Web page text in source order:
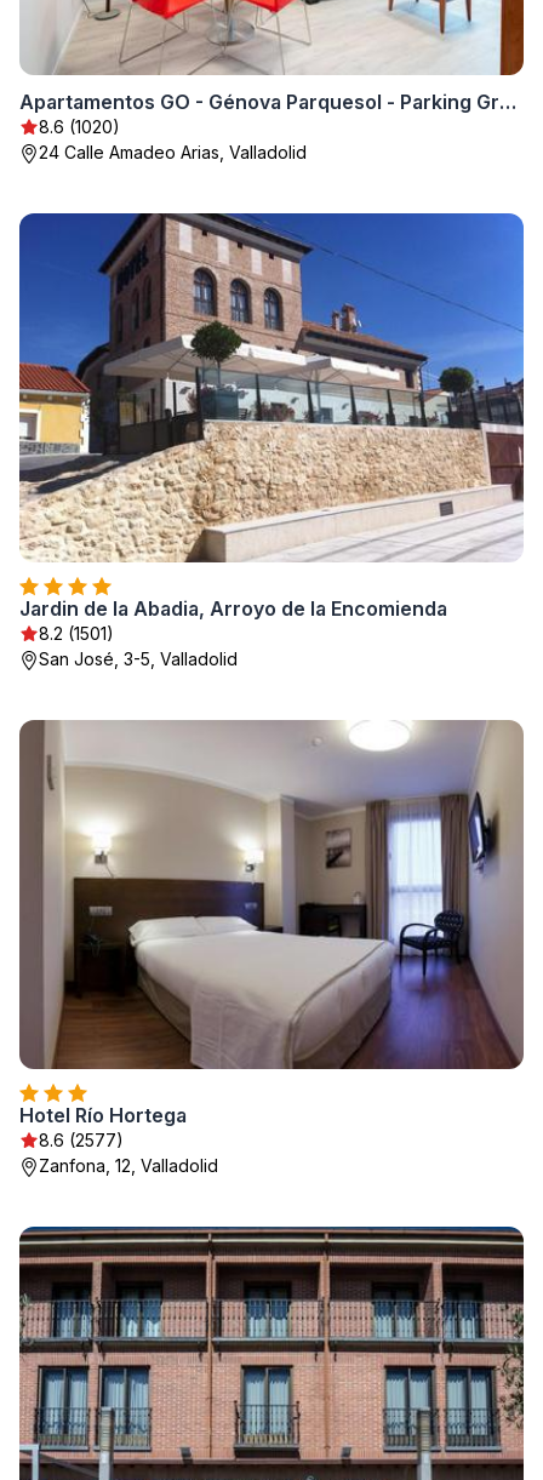
Apartamentos GO - Génova Parquesol - Parking Gratuito
8.6 (1020)
24 Calle Amadeo Arias, Valladolid
Jardin de la Abadia, Arroyo de la Encomienda
8.2 (1501)
San José, 3-5, Valladolid
Hotel Río Hortega
8.6 (2577)
Zanfona, 12, Valladolid